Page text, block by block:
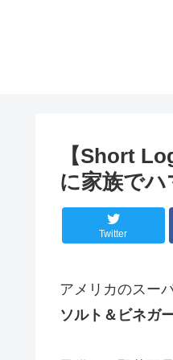
【Short
に家族で
Twitter
アメリカのスー
ソルト＆ビネガ